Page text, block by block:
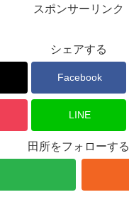
スポンサーリンク
シェアする
Facebook
LINE
田所をフォローする